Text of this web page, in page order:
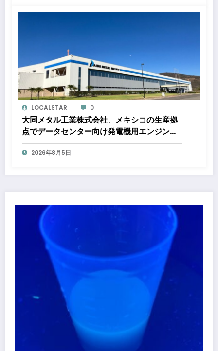
LOCALSTAR 0
大同メタル工業株式会社、メキシコの生産拠
点でデータセンター向け発電機用エンジン軸
受の生産能力増強投資を決定 ～北米顧客と
の生産コミットメント契約締結に基づく40億
2026年8月5日